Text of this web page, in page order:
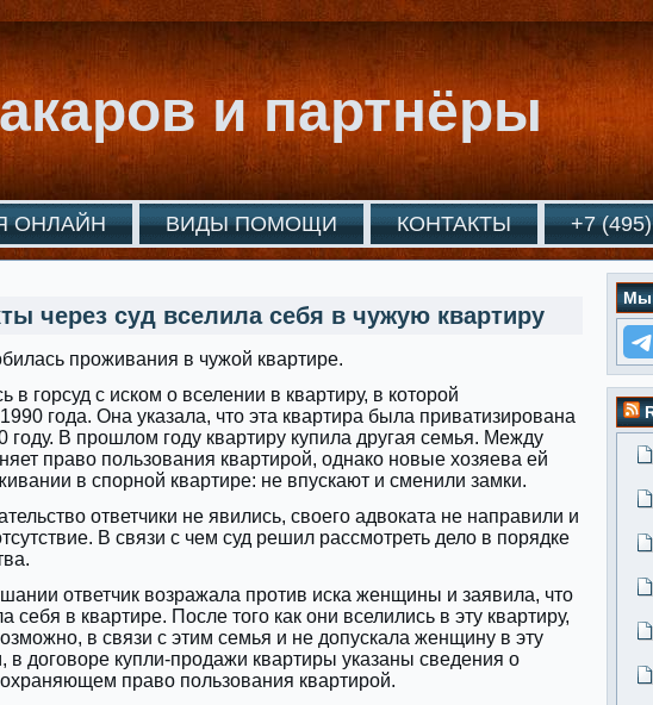
и партнёры
ОНЛАЙН ВИДЫ ПОМОЩИ КОНТАКТЫ +7
через суд вселила себя в чужую квартиру
проживания в чужой квартире.
горсуд с иском о вселении в квартиру, в которой
года. Она указала, что эта квартира была приватизирована
В прошлом году квартиру купила другая семья. Между
право пользования квартирой, однако новые хозяева ей
в спорной квартире: не впускают и сменили замки.
ответчики не явились, своего адвоката не направили и
В связи с чем суд решил рассмотреть дело в порядке
ответчик возражала против иска женщины и заявила, что
в квартире. После того как они вселились в эту квартиру,
в связи с этим семья и не допускала женщину в эту
в договоре купли-продажи квартиры указаны сведения о
право пользования квартирой.
Мы